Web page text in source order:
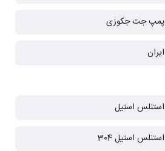
پمپ جت جکوزی
ایران
استنلس استیل
استنلس استیل 304